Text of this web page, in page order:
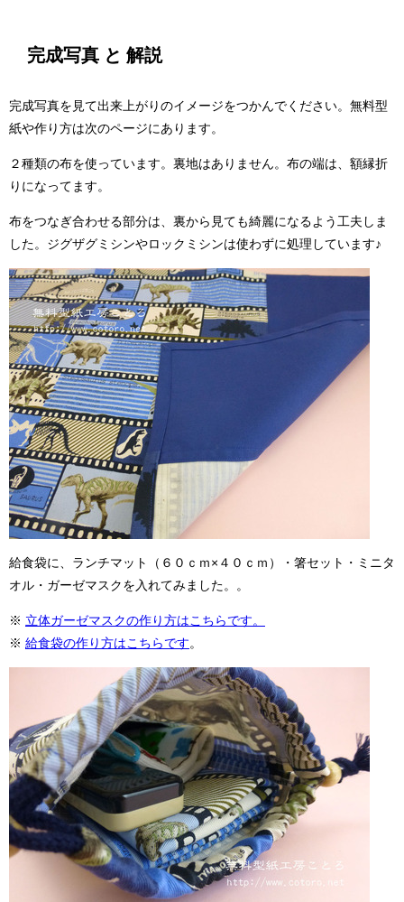
完成写真 と 解説
完成写真を見て出来上がりのイメージをつかんでください。無料型
紙や作り方は次のページにあります。
２種類の布を使っています。裏地はありません。布の端は、額縁折
りになってます。
布をつなぎ合わせる部分は、裏から見ても綺麗になるよう工夫しま
した。ジグザグミシンやロックミシンは使わずに処理しています♪
給食袋に、ランチマット（６０ｃｍ×４０ｃｍ）・箸セット・ミニタ
オル・ガーゼマスクを入れてみました。。
※ 立体ガーゼマスクの作り方はこちらです。
※ 給食袋の作り方はこちらです 。